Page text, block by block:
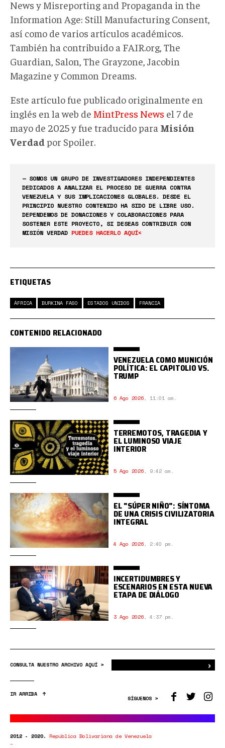
News y Misreporting and Propaganda in the
Information Age: Still Manufacturing Consent,
así como de varios artículos académicos.
También ha contribuido a FAIR.org, The
Guardian, Salon, The Grayzone, Jacobin
Magazine y Common Dreams.
Este artículo fue publicado originalmente en
inglés en la web de MintPress News el 7 de
mayo de 2025 y fue traducido para Misión
Verdad por Spoiler.
— SOMOS UN GRUPO DE INVESTIGADORES INDEPENDIENTES
DEDICADOS A ANALIZAR EL PROCESO DE GUERRA CONTRA
VENEZUELA Y SUS IMPLICACIONES GLOBALES. DESDE EL
PRINCIPIO NUESTRO CONTENIDO HA SIDO DE LIBRE USO.
DEPENDEMOS DE DONACIONES Y COLABORACIONES PARA
SOSTENER ESTE PROYECTO, SI DESEAS CONTRIBUIR CON
MISIÓN VERDAD PUEDES HACERLO AQUÍ<
ETIQUETAS
ÁFRICA BURKINA FASO ESTADOS UNIDOS FRANCIA
CONTENIDO RELACIONADO
VENEZUELA COMO MUNICIÓN
POLÍTICA: EL CAPITOLIO VS.
TRUMP
6 Ago 2026, 11:01 am.
TERREMOTOS, TRAGEDIA Y
EL LUMINOSO VIAJE
INTERIOR
5 Ago 2026, 9:42 am.
EL "SÚPER NIÑO": SÍNTOMA
DE UNA CRISIS CIVILIZATORIA
INTEGRAL
4 Ago 2026, 2:40 pm.
INCERTIDUMBRES Y
ESCENARIOS EN ESTA NUEVA
ETAPA DE DIÁLOGO
3 Ago 2026, 4:37 pm.
CONSULTA NUESTRO ARCHIVO AQUÍ > ›
IR ARRIBA
SÍGUENOS >
2012 - 2020. República Bolivariana de Venezuela